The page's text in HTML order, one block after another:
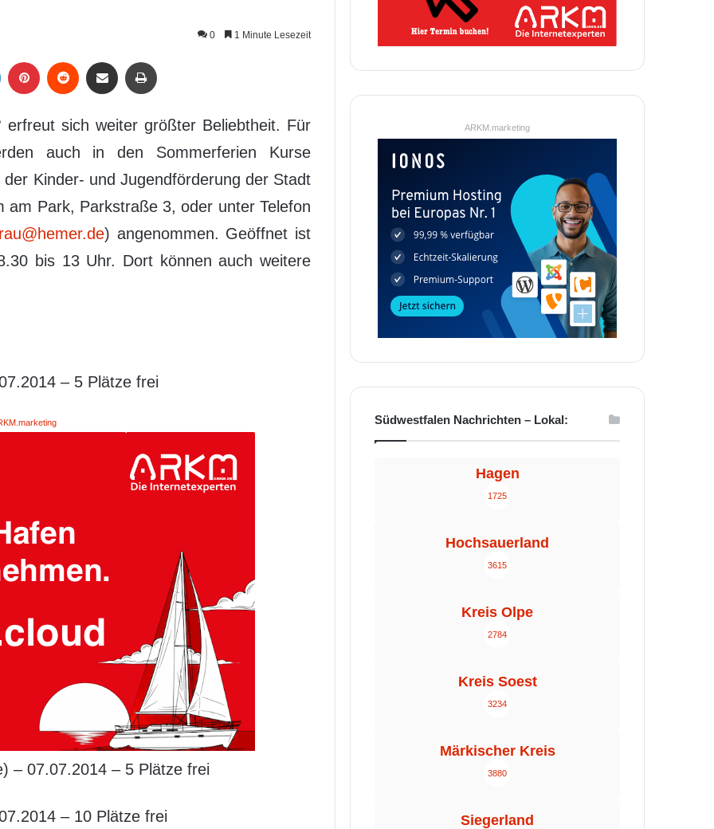
0 1 Minute Lesezeit
erfreut sich weiter größter Beliebtheit. Für
auch in den Sommerferien Kurse
Kinder- und Jugendförderung der Stadt
am Park, Parkstraße 3, oder unter Telefon
) angenommen. Geöffnet ist
bis 13 Uhr. Dort können auch weitere
– 5 Plätze frei
– 07.07.2014 – 5 Plätze frei
– 10 Plätze frei
ARKM.marketing
Südwestfalen Nachrichten – Lokal:
Hagen
1725
Hochsauerland
3615
Kreis Olpe
2784
Kreis Soest
3234
Märkischer Kreis
3880
Siegerland